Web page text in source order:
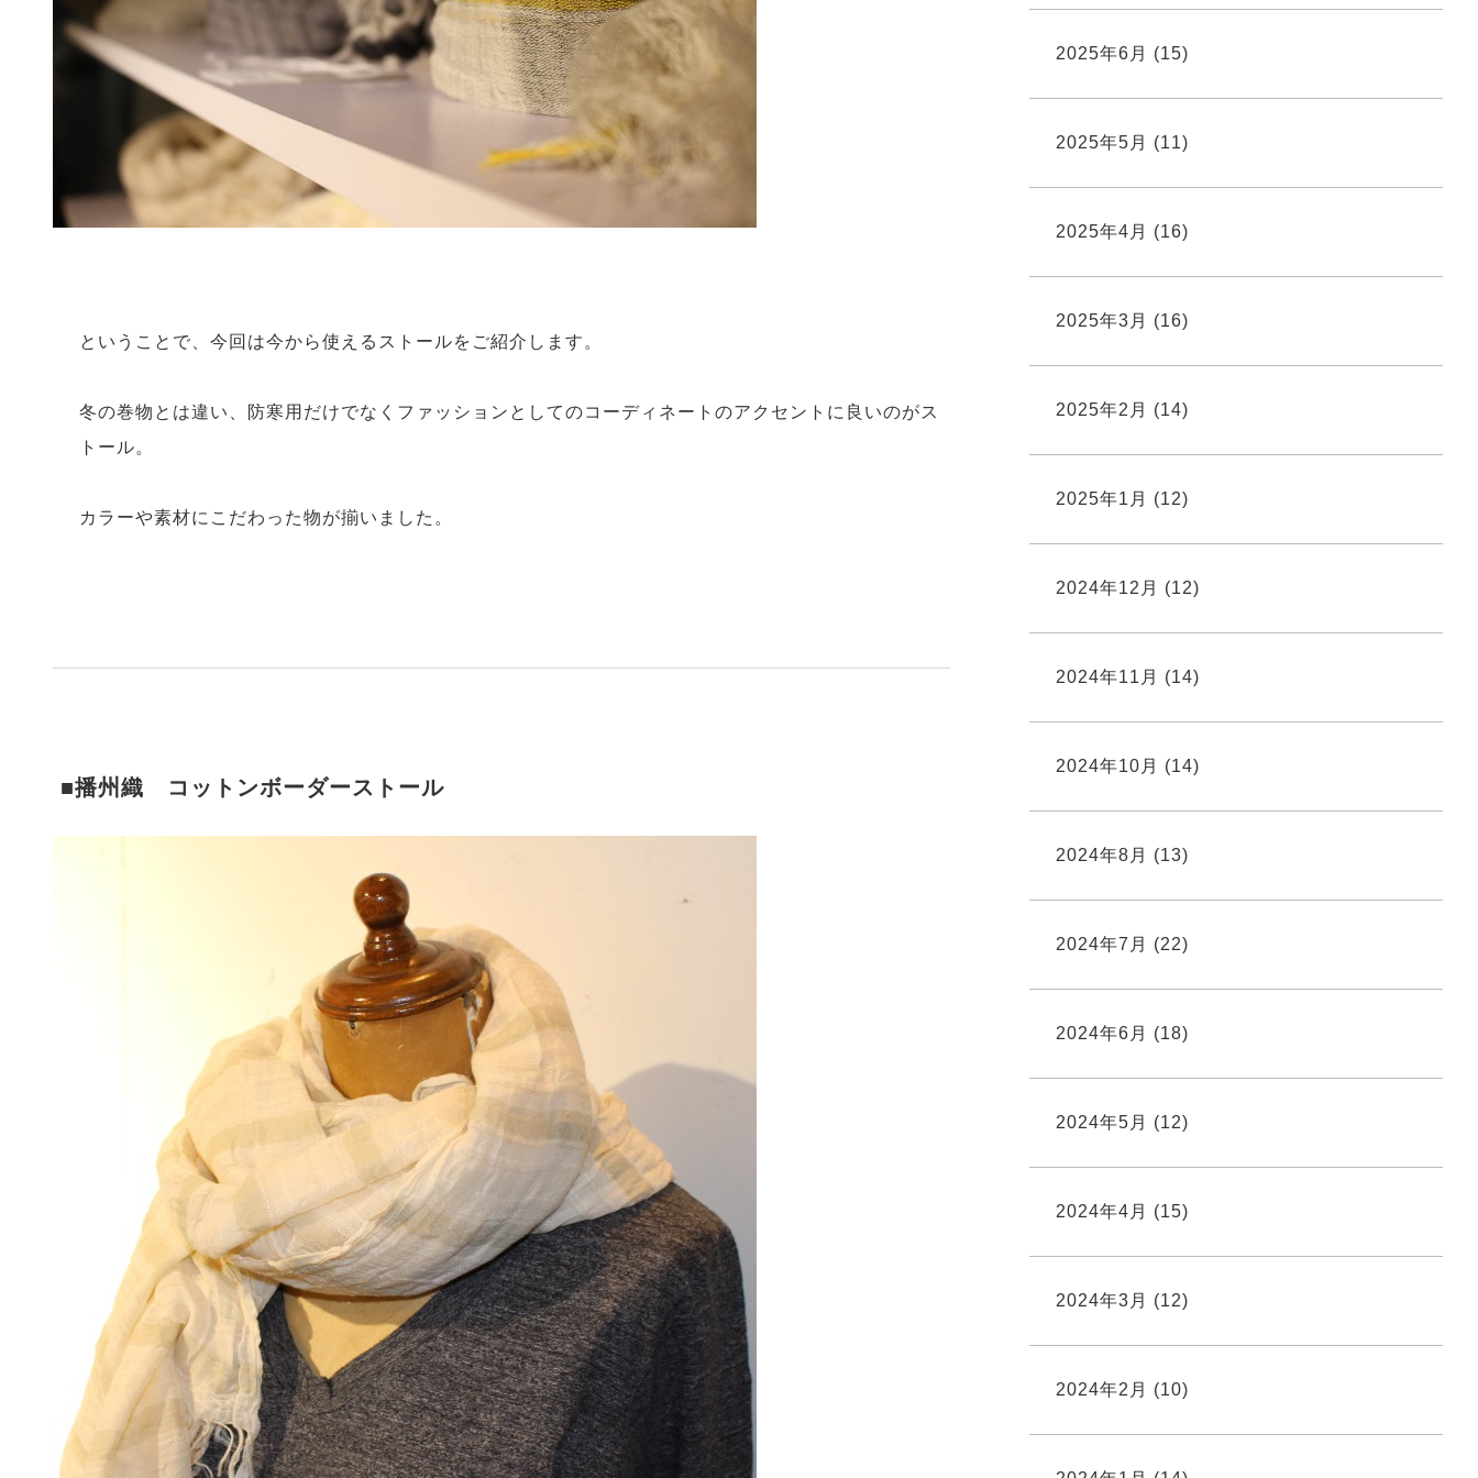
ということで、今回は今から使えるストールをご紹介します。
冬の巻物とは違い、防寒用だけでなくファッションとしてのコーディネートのアクセントに良いのがス
トール。
カラーや素材にこだわった物が揃いました。
■播州織 コットンボーダーストール
2025年6月 (15)
2025年5月 (11)
2025年4月 (16)
2025年3月 (16)
2025年2月 (14)
2025年1月 (12)
2024年12月 (12)
2024年11月 (14)
2024年10月 (14)
2024年8月 (13)
2024年7月 (22)
2024年6月 (18)
2024年5月 (12)
2024年4月 (15)
2024年3月 (12)
2024年2月 (10)